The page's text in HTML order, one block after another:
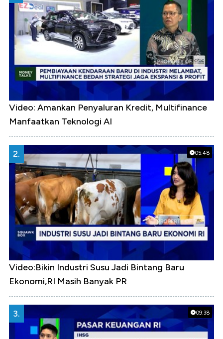
Video: Amankan Penyaluran Kredit, Multifinance
Manfaatkan Teknologi AI
05:48
2.
Video:Bikin Industri Susu Jadi Bintang Baru
Ekonomi,RI Masih Banyak PR
09:38
3.